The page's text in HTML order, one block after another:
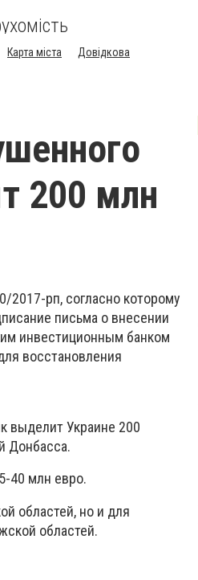
Карта міста Довідкова
200 млн
рп, согласно которому
письма о внесении
инвестиционным банком
восстановления
выделит Украине 200
Донбасса.
40 млн евро.
областей, но и для
областей.